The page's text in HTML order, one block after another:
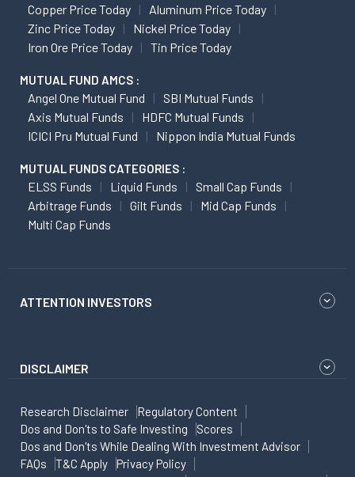
Copper Price Today
Aluminum Price Today
Zinc Price Today
Nickel Price Today
Iron Ore Price Today
Tin Price Today
MUTUAL FUND AMCS :
Angel One Mutual Fund
SBI Mutual Funds
Axis Mutual Funds
HDFC Mutual Funds
ICICI Pru Mutual Fund
Nippon India Mutual Funds
MUTUAL FUNDS CATEGORIES :
ELSS Funds Liquid Funds
Small Cap Funds
Arbitrage Funds
Gilt Funds
Mid Cap Funds
Multi Cap Funds
ATTENTION INVESTORS
DISCLAIMER
Research Disclaimer
Regulatory Content
Dos and Don'ts to Safe Investing
Scores
Dos and Don'ts While Dealing With Investment Advisor
FAQs
T&C Apply
Privacy Policy